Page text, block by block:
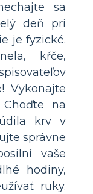
sa
deň pri
je fyzické.
kŕče,
Vykonajte
na
krv v
správne
vaše
hodiny,
ruky.